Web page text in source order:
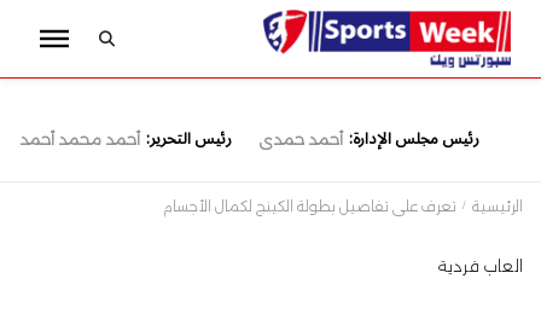
رئيس مجلس الإدارة: أحمد حمدى رئيس التحرير: أحمد محمد أحمد
الرئيسية تعرف على تفاصيل بطولة الكينج لكمال الأجسام
العاب فردية